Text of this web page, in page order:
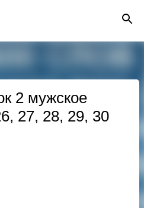
2 мужское
27, 28, 29, 30